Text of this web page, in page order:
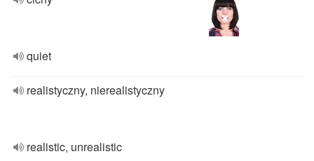
quiet
realistyczny, nierealistyczny
realistic, unrealistic